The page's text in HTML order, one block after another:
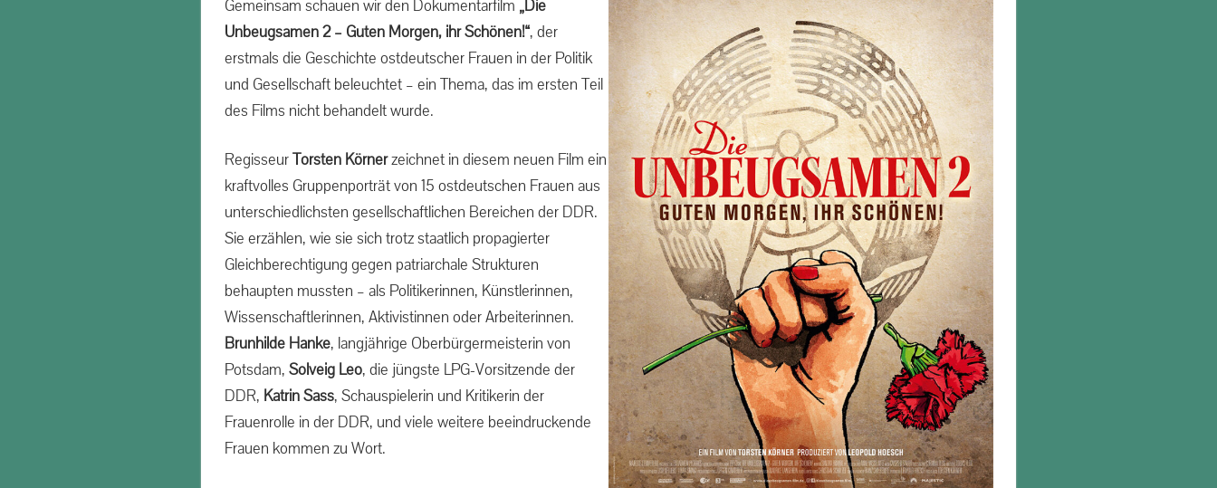
Gemeinsam schauen wir den Dokumentarfilm „Die
Unbeugsamen 2 – Guten Morgen, ihr Schönen!“, der
erstmals die Geschichte ostdeutscher Frauen in der Politik
und Gesellschaft beleuchtet – ein Thema, das im ersten Teil
des Films nicht behandelt wurde.
RegisseurTorsten Körnerzeichnet in diesem neuen Film ein
kraftvolles Gruppenporträt von 15 ostdeutschen Frauen aus
unterschiedlichsten gesellschaftlichen Bereichen der DDR.
Sie erzählen, wie sie sich trotz staatlich propagierter
Gleichberechtigung gegen patriarchale Strukturen
behaupten mussten – als Politikerinnen, Künstlerinnen,
Wissenschaftlerinnen, Aktivistinnen oder Arbeiterinnen.
Brunhilde Hanke, langjährige Oberbürgermeisterin von
Potsdam, Solveig Leo, die jüngste LPG-Vorsitzende der
DDR, Katrin Sass, Schauspielerin und Kritikerin der
Frauenrolle in der DDR, und viele weitere beeindruckende
Frauen kommen zu Wort.